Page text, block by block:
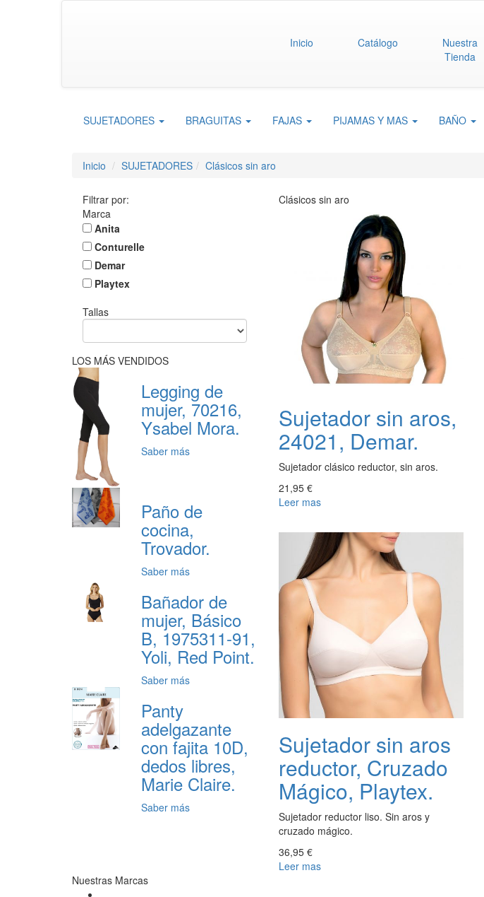
Inicio
Catálogo
Nuestra
Tienda
SUJETADORES BRAGUITAS FAJAS PIJAMAS Y MAS BAÑO
Inicio SUJETADORES Clásicos sin aro
Filtrar por:
Marca
Anita
Conturelle
Demar
Playtex
Tallas
LOS MÁS VENDIDOS
Legging de
mujer, 70216,
Ysabel Mora.
Saber más
Paño de
cocina,
Trovador.
Saber más
Bañador de
mujer, Básico
B, 1975311-91,
Yoli, Red Point.
Saber más
Panty
adelgazante
con fajita 10D,
dedos libres,
Marie Claire.
Saber más
Clásicos sin aro
Sujetador sin aros,
24021, Demar.
Sujetador clásico reductor, sin aros.
21,95 €
Leer mas
Sujetador sin aros
reductor, Cruzado
Mágico, Playtex.
Sujetador reductor liso. Sin aros y
cruzado mágico.
36,95 €
Leer mas
Nuestras Marcas